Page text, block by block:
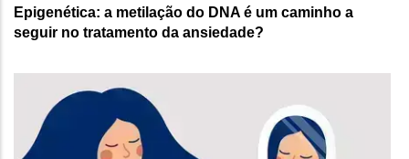
Epigenética: a metilação do DNA é um caminho a
seguir no tratamento da ansiedade?